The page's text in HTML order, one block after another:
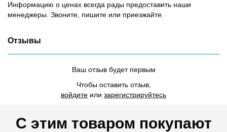
Информацию о ценах всегда рады предоставить наши
менеджеры. Звоните, пишите или приезжайте.
Отзывы
Ваш отзыв будет первым
Чтобы оставить отзыв,
войдите или зарегистрируйтесь
С этим товаром покупают